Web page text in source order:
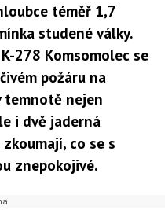
téměř 1,7
studené války.
278 Komsomolec se
požáru na
temnotě nejen
i dvě jaderná
co se s
znepokojivé.